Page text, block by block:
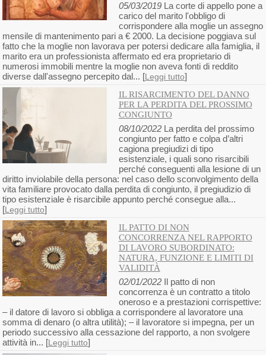
05/03/2019La corte di appello pone a
carico del marito l'obbligo di
corrispondere alla moglie un assegno
mensile di mantenimento pari a € 2000. La decisione poggiava sul
fatto che la moglie non lavorava per potersi dedicare alla famiglia, il
marito era un professionista affermato ed era proprietario di
numerosi immobili mentre la moglie non aveva fonti di reddito
diverse dall'assegno percepito dal... [Leggi tutto]
IL RISARCIMENTO DEL DANNO
PER LA PERDITA DEL PROSSIMO
CONGIUNTO
08/10/2022La perdita del prossimo
congiunto per fatto e colpa d’altri
cagiona pregiudizi di tipo
esistenziale, i quali sono risarcibili
perché conseguenti alla lesione di un
diritto inviolabile della persona: nel caso dello sconvolgimento della
vita familiare provocato dalla perdita di congiunto, il pregiudizio di
tipo esistenziale è risarcibile appunto perché consegue alla...
[Leggi tutto]
IL PATTO DI NON
CONCORRENZA NEL RAPPORTO
DI LAVORO SUBORDINATO:
NATURA, FUNZIONE E LIMITI DI
VALIDITÀ
02/01/2022Il patto di non
concorrenza è un contratto a titolo
oneroso e a prestazioni corrispettive:
– il datore di lavoro si obbliga a corrispondere al lavoratore una
somma di denaro (o altra utilità); – il lavoratore si impegna, per un
periodo successivo alla cessazione del rapporto, a non svolgere
attività in... [Leggi tutto]